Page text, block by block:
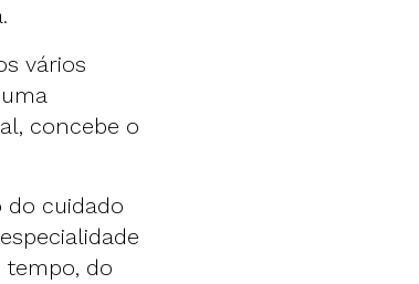
vários
concebe o
do cuidado
tempo, do